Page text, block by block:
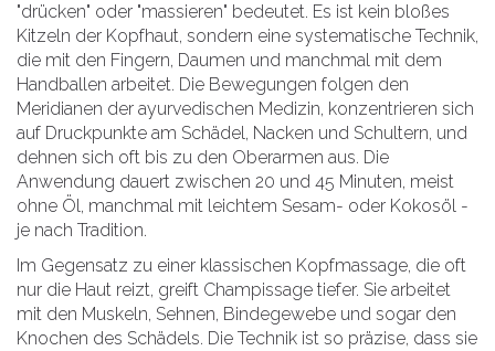
"drücken" oder "massieren" bedeutet. Es ist kein bloßes
Kitzeln der Kopfhaut, sondern eine systematische Technik,
die mit den Fingern, Daumen und manchmal mit dem
Handballen arbeitet. Die Bewegungen folgen den
Meridianen der ayurvedischen Medizin, konzentrieren sich
auf Druckpunkte am Schädel, Nacken und Schultern, und
dehnen sich oft bis zu den Oberarmen aus. Die
Anwendung dauert zwischen 20 und 45 Minuten, meist
ohne Öl, manchmal mit leichtem Sesam- oder Kokosöl -
je nach Tradition.
Im Gegensatz zu einer klassischen Kopfmassage, die oft
nur die Haut reizt, greift Champissage tiefer. Sie arbeitet
mit den Muskeln, Sehnen, Bindegewebe und sogar den
Knochen des Schädels. Die Technik ist so präzise, dass sie